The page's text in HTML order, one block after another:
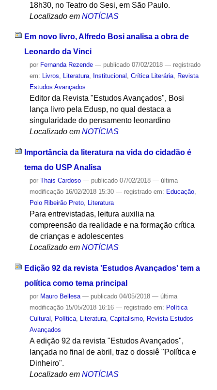
18h30, no Teatro do Sesi, em São Paulo.
Localizado em NOTÍCIAS
Em novo livro, Alfredo Bosi analisa a obra de
Leonardo da Vinci
por Fernanda Rezende — publicado07/02/2018 — registrado
em: Livros, Literatura, Institucional , Crítica Literária, Revista
Estudos Avançados
Editor da Revista "Estudos Avançados", Bosi
lança livro pela Edusp, no qual destaca a
singularidade do pensamento leonardino
Localizado em NOTÍCIAS
Importância da literatura na vida do cidadão é
tema do USP Analisa
por Thais Cardoso — publicado07/02/2018 — última
modificação16/02/2018 15:30 — registrado em: Educação,
Polo Ribeirão Preto, Literatura
Para entrevistadas, leitura auxilia na
compreensão da realidade e na formação crítica
de crianças e adolescentes
Localizado em NOTÍCIAS
Edição 92 da revista 'Estudos Avançados' tem a
política como tema principal
por Mauro Bellesa — publicado04/05/2018 — última
modificação15/05/2018 16:16 — registrado em: Política
Cultural
Política, Literatura, Capitalismo, Revista Estudos
Avançados
A edição 92 da revista "Estudos Avançados",
lançada no final de abril, traz o dossiê "Política e
Dinheiro".
Localizado em NOTÍCIAS